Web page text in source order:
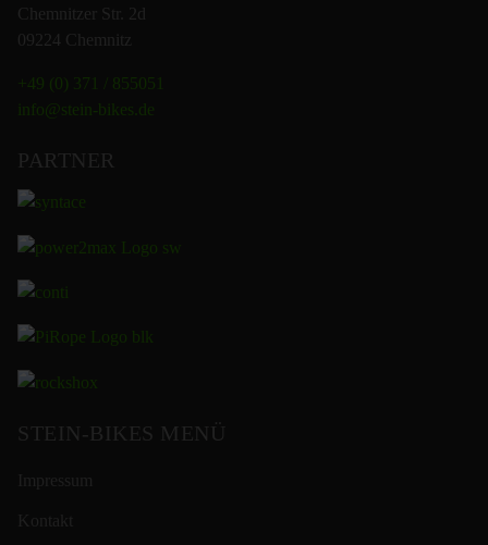
Chemnitzer Str. 2d
09224 Chemnitz
+49 (0) 371 / 855051
info@stein-bikes.de
PARTNER
STEIN-BIKES MENÜ